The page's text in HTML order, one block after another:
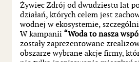
Żywiec Zdrój od dwudziestu lat
działań, których celem jest
wodnej w ekosystemie,
W kampanii “Woda to nasza
zostały zaprezentowane
obszarze wybrane akcje firmy,